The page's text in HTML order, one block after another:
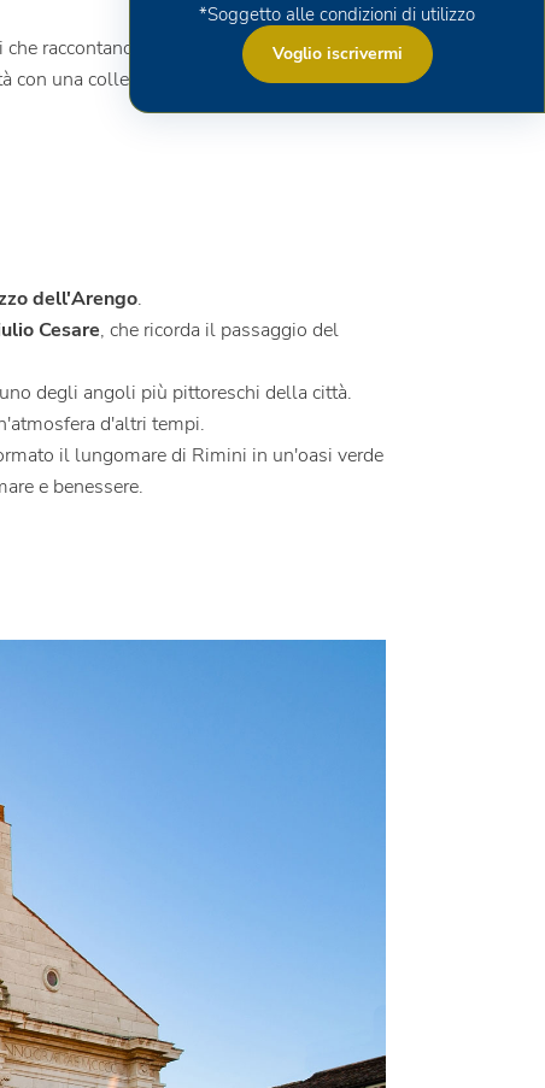
raccontano la storia di Rimini attraverso i
con una collezione permanente di arte
dell'Arengo.
Cesare, che ricorda il passaggio del
degli angoli più pittoreschi della città.
d'altri tempi.
il lungomare di Rimini in un'oasi verde
e benessere.
*Soggetto alle condizioni di utilizzo
Voglio iscrivermi